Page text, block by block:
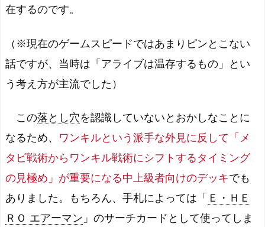
在するのです。
（※現在のゲームスピードではあまりピンとこない
話ですが、当時は「アライブは温存するもの」とい
う考え方が主流でした）
この落とし穴を認識していないとおかしなことに
なるため、 ワンキルという派手な外見に反して「メ
タビ戦術からワンキル戦術にシフトするタイミング
の見極め」が重要になる中上級者向けのデッキでも
ありました。もちろん、手札によっては「 Ｅ・ＨＥ
ＲＯ エアーマン 」のサーチカードとして使ってしま